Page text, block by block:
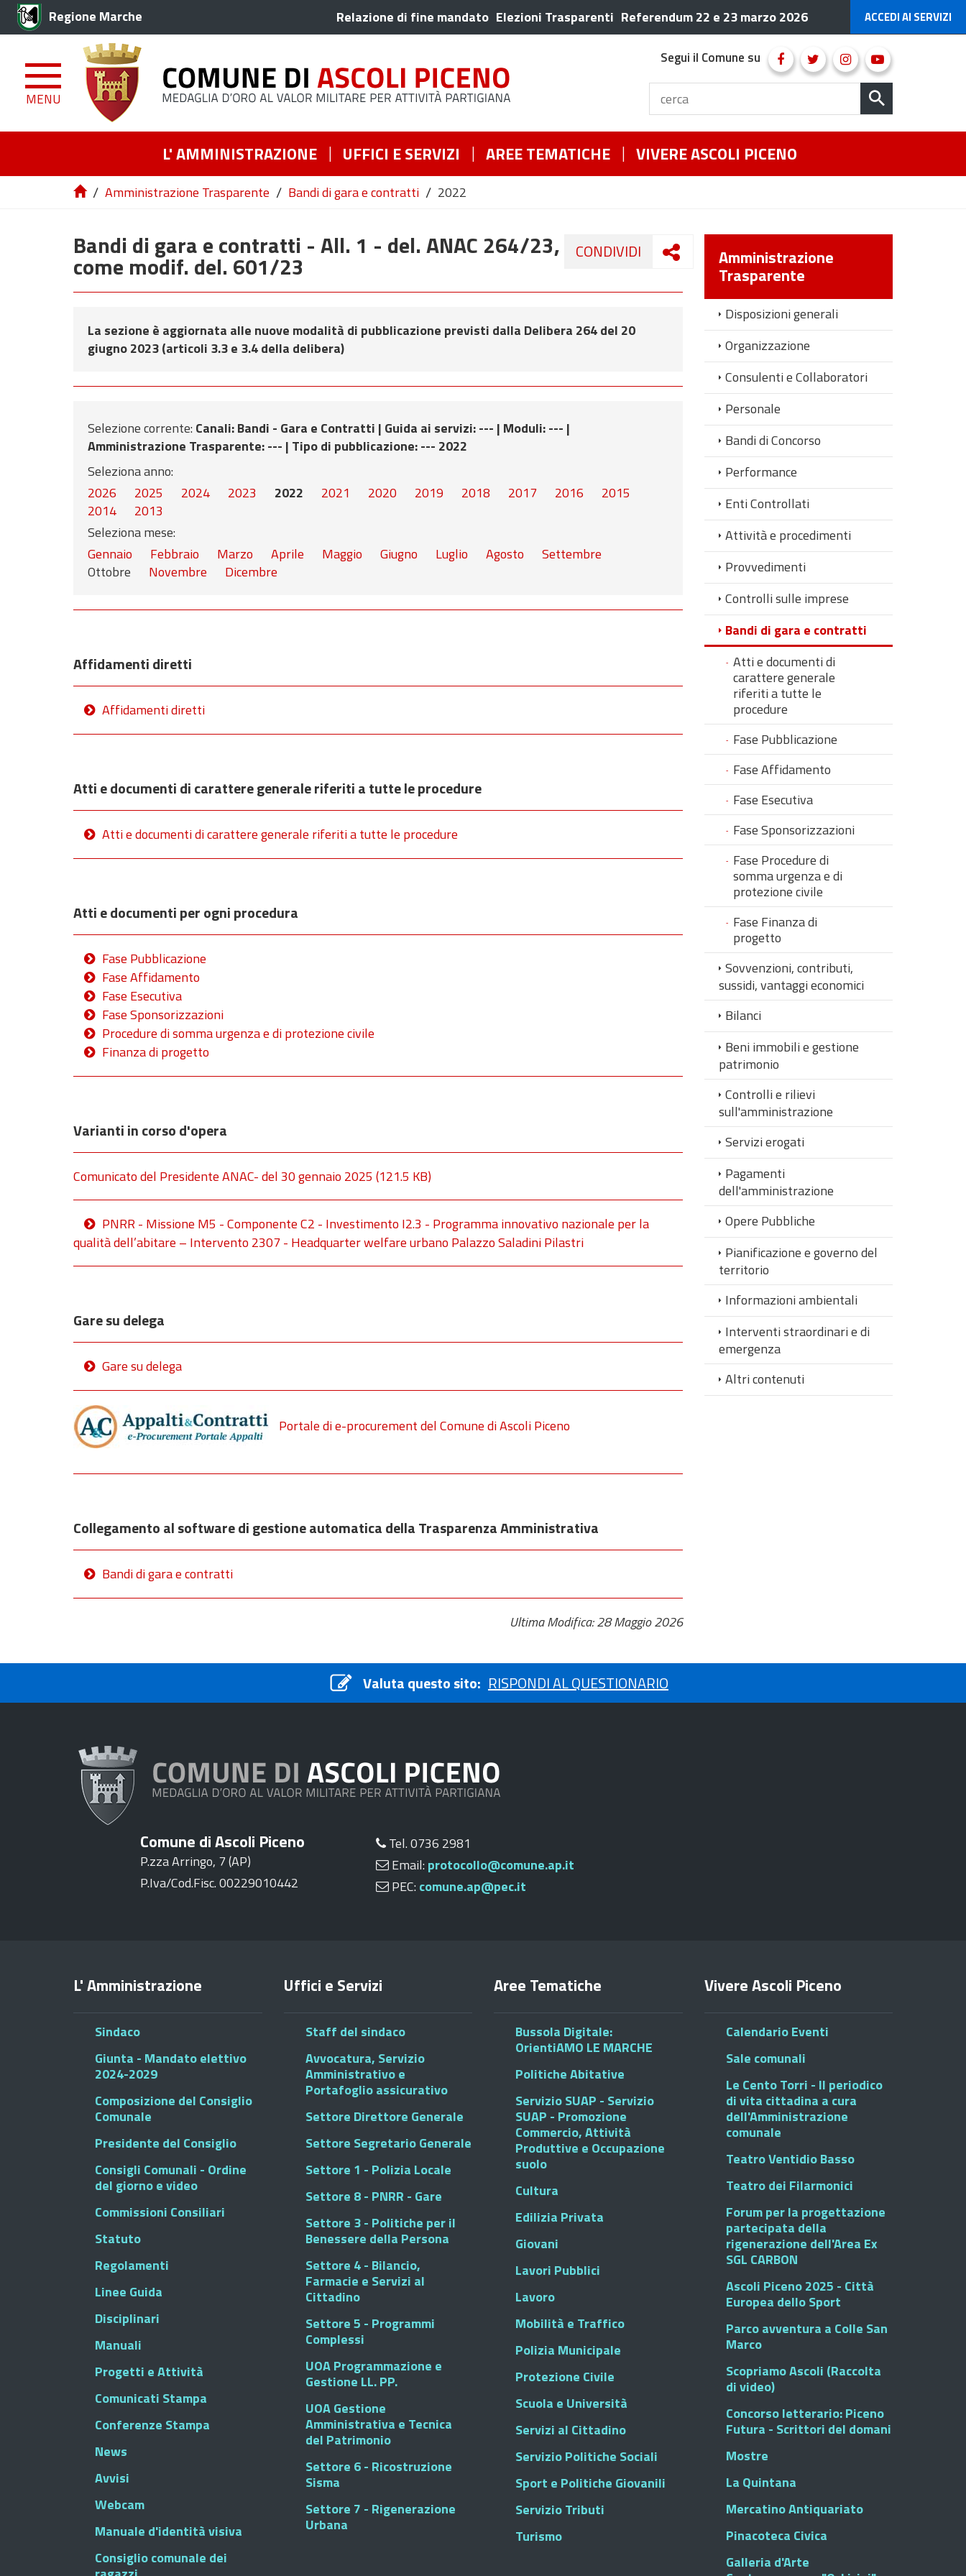
Regione Marche Relazione di fine mandato Elezioni Trasparenti Referendum 22 e 23 marzo 2026 ACCEDI AI SERVIZI
MENU
Segui il Comune su
L' AMMINISTRAZIONE UFFICI E SERVIZI AREE TEMATICHE VIVERE ASCOLI PICENO
/ Amministrazione Trasparente / Bandi di gara e contratti / 2022
CONDIVIDI
Bandi di gara e contratti - All. 1 - del. ANAC 264/23,
come modif. del. 601/23
La sezione è aggiornata alle nuove modalità di pubblicazione previsti dalla Delibera 264 del 20
giugno 2023 (articoli 3.3 e 3.4 della delibera)
Selezione corrente: Canali: Bandi - Gara e Contratti | Guida ai servizi: --- | Moduli: --- |
Amministrazione Trasparente: --- | Tipo di pubblicazione: --- 2022
Seleziona anno:
2026
2025 2024 2023 2022 2021 2020 2019 2018 2017 2016
2015
2014
2013
Seleziona mese:
Gennaio
Febbraio Marzo Aprile Maggio Giugno Luglio Agosto
Settembre
Ottobre
Novembre Dicembre
Affidamenti diretti
Affidamenti diretti
Atti e documenti di carattere generale riferiti a tutte le procedure
Atti e documenti di carattere generale riferiti a tutte le procedure
Atti e documenti per ogni procedura
Fase Pubblicazione
Fase Affidamento
Fase Esecutiva
Fase Sponsorizzazioni
Procedure di somma urgenza e di protezione civile
Finanza di progetto
Varianti in corso d'opera
Comunicato del Presidente ANAC- del 30 gennaio 2025 (121.5 KB)
PNRR - Missione M5 - Componente C2 - Investimento I2.3 - Programma innovativo nazionale per la
qualità dell’abitare – Intervento 2307 - Headquarter welfare urbano Palazzo Saladini Pilastri
Gare su delega
Gare su delega
Portale di e-procurement del Comune di Ascoli Piceno
Collegamento al software di gestione automatica della Trasparenza Amministrativa
Bandi di gara e contratti
Amministrazione
Trasparente
Disposizioni generali
Organizzazione
Consulenti e Collaboratori
Personale
Bandi di Concorso
Performance
Enti Controllati
Attività e procedimenti
Provvedimenti
Controlli sulle imprese
Bandi di gara e contratti
Atti e documenti di
carattere generale
riferiti a tutte le
procedure
Fase Pubblicazione
Fase Affidamento
Fase Esecutiva
Fase Sponsorizzazioni
Fase Procedure di
somma urgenza e di
protezione civile
Fase Finanza di
progetto
Sovvenzioni, contributi,
sussidi, vantaggi economici
Bilanci
Beni immobili e gestione
patrimonio
Controlli e rilievi
sull'amministrazione
Servizi erogati
Pagamenti
dell'amministrazione
Opere Pubbliche
Pianificazione e governo del
territorio
Informazioni ambientali
Interventi straordinari e di
emergenza
Altri contenuti
Ultima Modifica: 28 Maggio 2026
Valuta questo sito: RISPONDI AL QUESTIONARIO
Comune di Ascoli Piceno
P.zza Arringo, 7 (AP)
P.Iva/Cod.Fisc. 00229010442
Tel. 0736 2981
Email: protocollo@comune.ap.it
PEC: comune.ap@pec.it
L' Amministrazione
Sindaco
Giunta - Mandato elettivo
2024-2029
Composizione del Consiglio
Comunale
Presidente del Consiglio
Consigli Comunali - Ordine
del giorno e video
Commissioni Consiliari
Statuto
Regolamenti
Linee Guida
Disciplinari
Manuali
Progetti e Attività
Comunicati Stampa
Conferenze Stampa
News
Avvisi
Webcam
Manuale d'identità visiva
Consiglio comunale dei
Uffici e Servizi
Staff del sindaco
Avvocatura, Servizio
Amministrativo e
Portafoglio assicurativo
Settore Direttore Generale
Settore Segretario Generale
Settore 1 - Polizia Locale
Settore 8 - PNRR - Gare
Settore 3 - Politiche per il
Benessere della Persona
Settore 4 - Bilancio,
Farmacie e Servizi al
Cittadino
Settore 5 - Programmi
Complessi
UOA Programmazione e
Gestione LL. PP.
UOA Gestione
Amministrativa e Tecnica
del Patrimonio
Settore 6 - Ricostruzione
Sisma
Settore 7 - Rigenerazione
Urbana
Aree Tematiche
Bussola Digitale:
OrientiAMO LE MARCHE
Politiche Abitative
Servizio SUAP - Servizio
SUAP - Promozione
Commercio, Attività
Produttive e Occupazione
suolo
Cultura
Edilizia Privata
Giovani
Lavori Pubblici
Lavoro
Mobilità e Traffico
Polizia Municipale
Protezione Civile
Scuola e Università
Servizi al Cittadino
Servizio Politiche Sociali
Sport e Politiche Giovanili
Servizio Tributi
Turismo
Vivere Ascoli Piceno
Calendario Eventi
Sale comunali
Le Cento Torri - Il periodico
di vita cittadina a cura
dell'Amministrazione
comunale
Teatro Ventidio Basso
Teatro dei Filarmonici
Forum per la progettazione
partecipata della
rigenerazione dell'Area Ex
SGL CARBON
Ascoli Piceno 2025 - Città
Europea dello Sport
Parco avventura a Colle San
Marco
Scopriamo Ascoli (Raccolta
di video)
Concorso letterario: Piceno
Futura - Scrittori del domani
Mostre
La Quintana
Mercatino Antiquariato
Pinacoteca Civica
Galleria d'Arte